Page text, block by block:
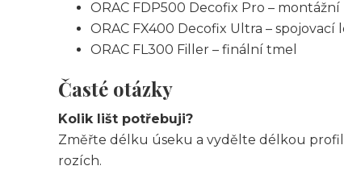
ORAC FDP500 Decofix Pro –
ORAC FX400 Decofix Ultra –
ORAC FL300 Filler – finální tmel
Časté otázky
Kolik lišt potřebuji?
Změřte délku úseku a vydělte délkou
rozích.